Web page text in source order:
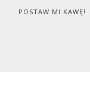
Skip to content
POSTAW MI KAWĘ!